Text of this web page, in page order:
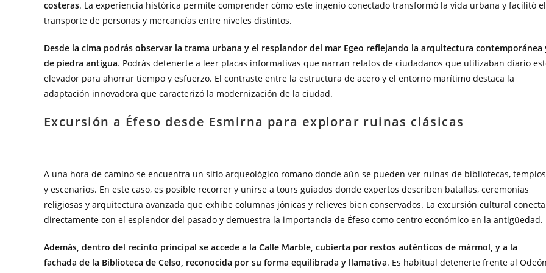
costeras. La experiencia histórica permite comprender cómo este ingenio conectado transformó la vida urbana y facilitó el
transporte de personas y mercancías entre niveles distintos.
Desde la cima podrás observar la trama urbana y el resplandor del mar Egeo reflejando la arquitectura contemporánea
de piedra antigua. Podrás detenerte a leer placas informativas que narran relatos de ciudadanos que utilizaban diario
elevador para ahorrar tiempo y esfuerzo. El contraste entre la estructura de acero y el entorno marítimo destaca la
adaptación innovadora que caracterizó la modernización de la ciudad.
Excursión a Éfeso desde Esmirna para explorar ruinas clásicas
A una hora de camino se encuentra un sitio arqueológico romano donde aún se pueden ver ruinas de bibliotecas, templos
y escenarios. En este caso, es posible recorrer y unirse a tours guiados donde expertos describen batallas, ceremonias
religiosas y arquitectura avanzada que exhibe columnas jónicas y relieves bien conservados. La excursión cultural conecta
directamente con el esplendor del pasado y demuestra la importancia de Éfeso como centro económico en la antigüedad.
Además, dentro del recinto principal se accede a la Calle Marble, cubierta por restos auténticos de mármol, y a la
fachada de la Biblioteca de Celso, reconocida por su forma equilibrada y llamativa. Es habitual detenerte frente al